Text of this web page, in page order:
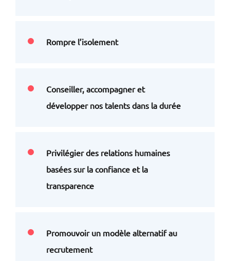
Rompre l’isolement
Conseiller, accompagner et
développer nos talents dans la durée
Privilégier des relations humaines
basées sur la confiance et la
transparence
Promouvoir un modèle alternatif au
recrutement